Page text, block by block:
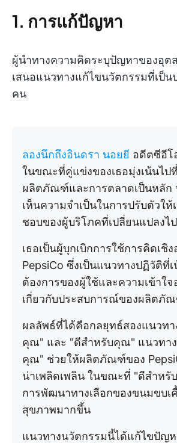
1. การแก้ปัญหา
ผู้นำทางความคิดระบุปัญหาของอุต
เสนอแนวทางแก้ไขนวัตกรรมที่เป็
คน
ลองนึกถึงอินดรา นอยยี อดีตซีอีโ
ในขณะที่คู่แข่งของเธอมุ่งเน้นไป
ผลิตภัณฑ์และการตลาดเป็นหลัก
เห็นความจำเป็นในการปรับตัวให้
ชอบของผู้บริโภคที่เปลี่ยนแปลงไป
เธอเป็นผู้บุกเบิกการใช้การคิดเชิ
PepsiCo ซึ่งเป็นแนวทางปฏิวัติที่
ต้องการของผู้ใช้และความเข้าใ
เกี่ยวกับประสบการณ์ของผลิตภั
ผลลัพธ์ที่ได้คือกลยุทธ์สองแนวท
คุณ" และ "ดีสำหรับคุณ" แนวทา
คุณ" ช่วยให้ผลิตภัณฑ์ของ
น่าเพลิดเพลิน ในขณะที่ "ดีสำหรั
การพัฒนาทางเลือกของขนมขบเ
สุขภาพมากขึ้น
แนวทางนวัตกรรมนี้ได้แก้ไขปัญ